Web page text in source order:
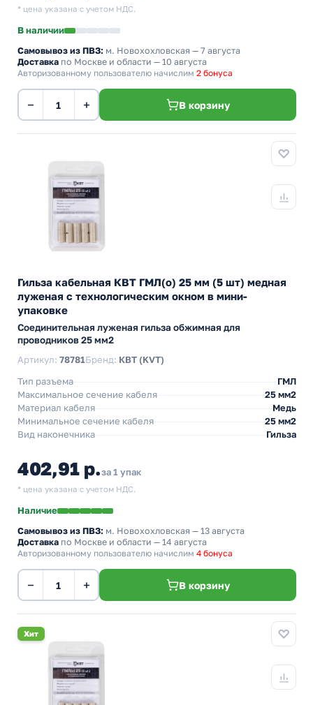
* цена указана с учетом НДС.
В наличии
Самовывоз из ПВЗ: м. Новохохловская — 7 августа
Доставка по Москве и области — 10 августа
Авторизованному пользователю начислим 2 бонуса
− + В корзину
Гильза кабельная КВТ ГМЛ(о) 25 мм (5 шт) медная
луженая с технологическим окном в мини-
упаковке
Cоединительная луженая гильза обжимная для
проводников 25 мм2
Артикул: 78781Бренд: КВТ (KVT)
Тип разъема
ГМЛ
Максимальное сечение кабеля
25 мм2
Материал кабеля
Медь
Минимальное сечение кабеля
25 мм2
Вид наконечника
Гильза
402,91 р.за 1 упак
* цена указана с учетом НДС.
Наличие
Самовывоз из ПВЗ: м. Новохохловская — 13 августа
Доставка по Москве и области — 14 августа
Авторизованному пользователю начислим 4 бонуса
− + В корзину
Хит